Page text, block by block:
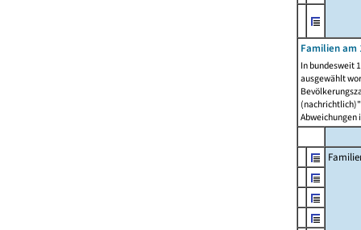
Familien am
In bundesweit
ausgewählt
Abweichungen